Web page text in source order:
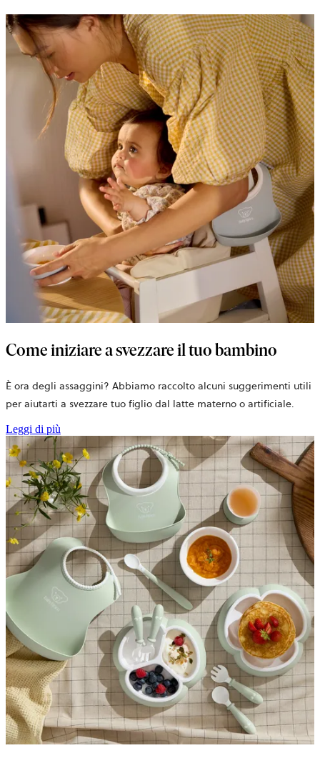
Come iniziare a svezzare il tuo bambino
È ora degli assaggini? Abbiamo raccolto alcuni suggerimenti utili
per aiutarti a svezzare tuo figlio dal latte materno o artificiale.
Leggi di più